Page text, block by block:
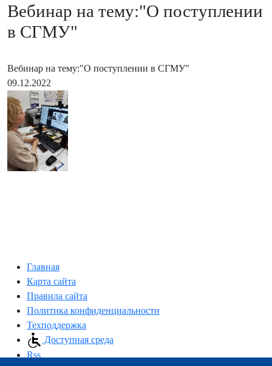
Вебинар на тему:"О поступлении
в СГМУ"
Вебинар на тему:"О поступлении в СГМУ"
09.12.2022
Главная
Карта сайта
Правила сайта
Политика конфиденциальности
Техподдержка
Доступная среда
Rss